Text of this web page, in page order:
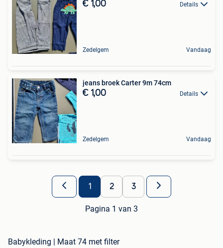
€ 1,00 Details
Zedelgem Vandaag
jeans broek Carter 9m 74cm
€ 1,00 Details
Zedelgem Vandaag
1 2 3
Pagina 1 van 3
Babykleding | Maat 74 met filter